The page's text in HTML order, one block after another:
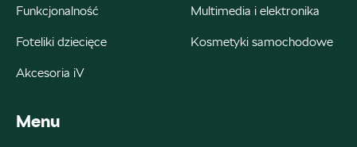
+48 426 130 700
22000.magazyn@partner.skoda.pl
Funkcjonalność Multimedia i elektronika
Foteliki dziecięce Kosmetyki samochodowe
Akcesoria iV
Menu